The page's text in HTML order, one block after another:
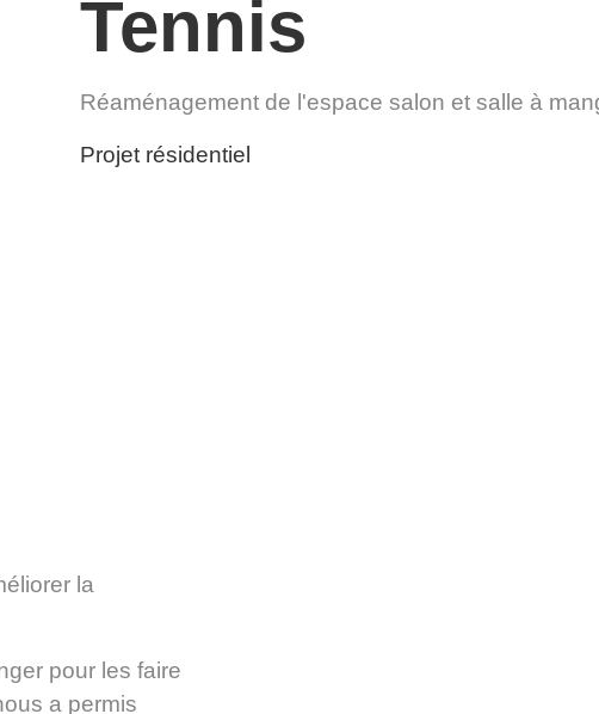
Tennis
Réaménagement de l'espace salon et salle à
Projet résidentiel
la
pour les faire
a permis